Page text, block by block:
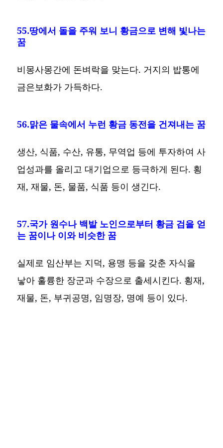
55.땅에서 돌을 주워 보니 황금으로 변해 빛나는
꿈
비몽사몽간에 돈벼락을 맞는다. 거지의 밥통에
금은보화가 가득하다.
56.맑은 물속에서 누런 황금 동전을 건져내는 꿈
생산, 식품, 수산, 유통, 무역업 등에 투자하여 사
업성과를 올리고 대기업으로 등극하게 된다. 횡
재, 재물, 돈, 물품, 식품 등이 생긴다.
57.국가 원수나 백발 노인으로부터 황금 검을 얻
는 꿈이나 이와 비슷한 꿈
실제로 임산부는 지덕, 용맹 등을 갖춘 자식을
낳아 훌륭한 장군과 수장으로 출세시킨다. 횡재,
재물, 돈, 부귀공명, 임명장, 명예 등이 있다.